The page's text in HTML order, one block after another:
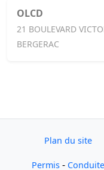
OLCD
21 BOULEVARD
BERGERAC
Plan du site
Permis - Conduite